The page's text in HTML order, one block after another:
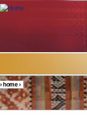
Skip to main content
You are here
›home›